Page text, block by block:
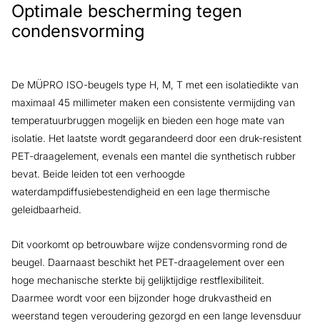
Optimale bescherming tegen
condensvorming
De MÜPRO ISO-beugels type H, M, T met een isolatiedikte van
maximaal 45 millimeter maken een consistente vermijding van
temperatuurbruggen mogelijk en bieden een hoge mate van
isolatie. Het laatste wordt gegarandeerd door een druk-resistent
PET-draagelement, evenals een mantel die synthetisch rubber
bevat. Beide leiden tot een verhoogde
waterdampdiffusiebestendigheid en een lage thermische
geleidbaarheid.
Dit voorkomt op betrouwbare wijze condensvorming rond de
beugel. Daarnaast beschikt het PET-draagelement over een
hoge mechanische sterkte bij gelijktijdige restflexibiliteit.
Daarmee wordt voor een bijzonder hoge drukvastheid en
weerstand tegen veroudering gezorgd en een lange levensduur